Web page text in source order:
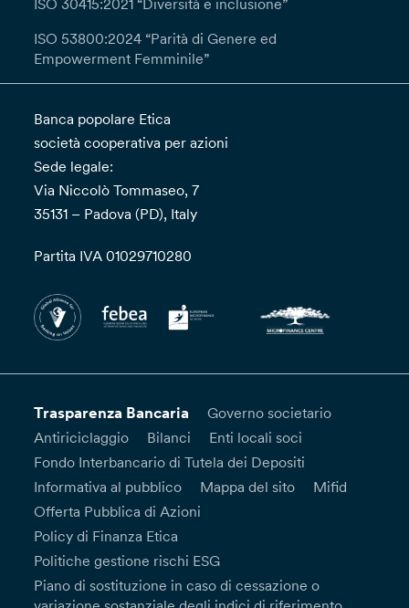
ISO 30415:2021 “Diversità e inclusione”
ISO 53800:2024 “Parità di Genere ed
Empowerment Femminile”
Banca popolare Etica
società cooperativa per azioni
Sede legale:
Via Niccolò Tommaseo, 7
35131 – Padova (PD), Italy
Partita IVA 01029710280
Trasparenza Bancaria
Governo societario
Antiriciclaggio
Bilanci
Enti locali soci
Fondo Interbancario di Tutela dei Depositi
Informativa al pubblico
Mappa del sito
Mifid
Offerta Pubblica di Azioni
Policy di Finanza Etica
Politiche gestione rischi ESG
Piano di sostituzione in caso di cessazione o